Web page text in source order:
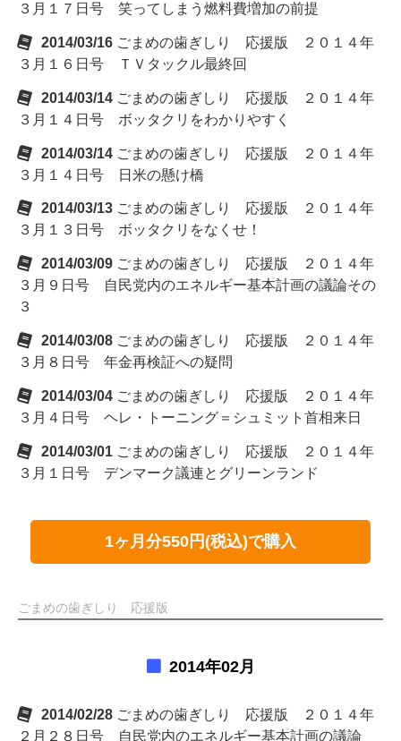
３月１７日号 笑ってしまう燃料費増加の前提
2014/03/16 ごまめの歯ぎしり 応援版 ２０１４年
３月１６日号 ＴＶタックル最終回
2014/03/14 ごまめの歯ぎしり 応援版 ２０１４年
３月１４日号 ボッタクリをわかりやすく
2014/03/14 ごまめの歯ぎしり 応援版 ２０１４年
３月１４日号 日米の懸け橋
2014/03/13 ごまめの歯ぎしり 応援版 ２０１４年
３月１３日号 ボッタクリをなくせ！
2014/03/09 ごまめの歯ぎしり 応援版 ２０１４年
３月９日号 自民党内のエネルギー基本計画の議論その
３
2014/03/08 ごまめの歯ぎしり 応援版 ２０１４年
３月８日号 年金再検証への疑問
2014/03/04 ごまめの歯ぎしり 応援版 ２０１４年
３月４日号 ヘレ・トーニング＝シュミット首相来日
2014/03/01 ごまめの歯ぎしり 応援版 ２０１４年
３月１日号 デンマーク議連とグリーンランド
1ヶ月分550円(税込)で購入
ごまめの歯ぎしり 応援版
2014年02月
2014/02/28 ごまめの歯ぎしり 応援版 ２０１４年
２月２８日号 自民党内のエネルギー基本計画の議論